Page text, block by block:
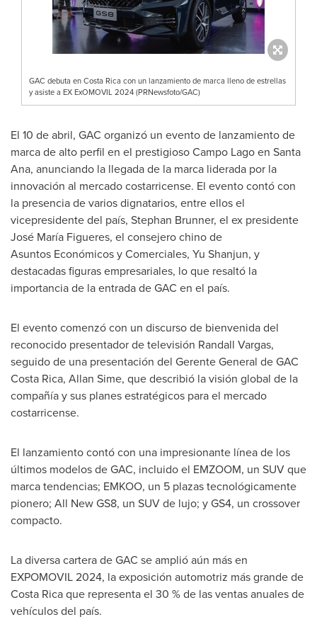
GAC debuta en Costa Rica con un lanzamiento de marca lleno de estrellas
y asiste a EX ExOMOVIL 2024 (PRNewsfoto/GAC)
El 10 de abril, GAC organizó un evento de lanzamiento de
marca de alto perfil en el prestigioso Campo Lago en Santa
Ana, anunciando la llegada de la marca liderada por la
innovación al mercado costarricense. El evento contó con
la presencia de varios dignatarios, entre ellos el
vicepresidente del país, Stephan Brunner, el ex presidente
José María Figueres, el consejero chino de
Asuntos Económicos y Comerciales, Yu Shanjun, y
destacadas figuras empresariales, lo que resaltó la
importancia de la entrada de GAC en el país.
El evento comenzó con un discurso de bienvenida del
reconocido presentador de televisión Randall Vargas,
seguido de una presentación del Gerente General de GAC
Costa Rica, Allan Sime, que describió la visión global de la
compañía y sus planes estratégicos para el mercado
costarricense.
El lanzamiento contó con una impresionante línea de los
últimos modelos de GAC, incluido el EMZOOM, un SUV que
marca tendencias; EMKOO, un 5 plazas tecnológicamente
pionero; All New GS8, un SUV de lujo; y GS4, un crossover
compacto.
La diversa cartera de GAC se amplió aún más en
EXPOMOVIL 2024, la exposición automotriz más grande de
Costa Ricaque representa el 30 % de las ventas anuales de
vehículos del país.